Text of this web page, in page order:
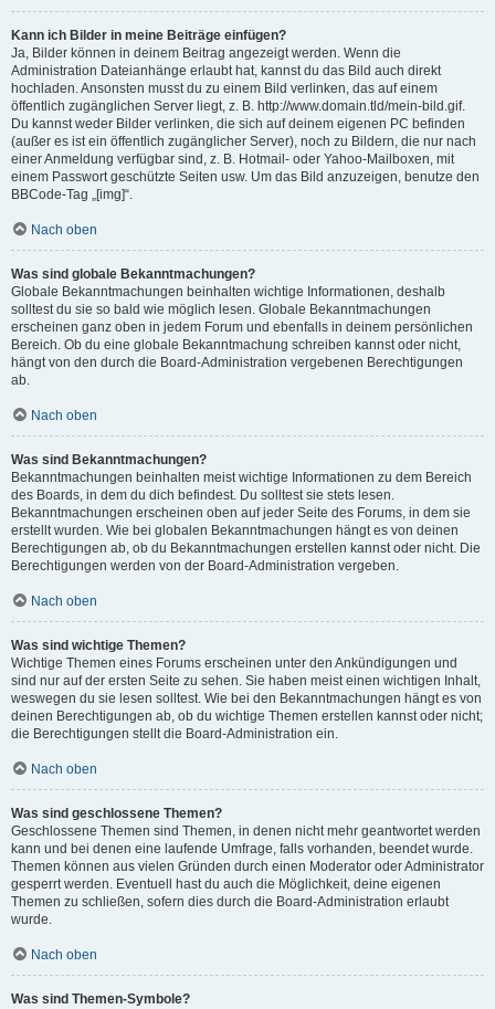
Kann ich Bilder in meine Beiträge einfügen?
Ja, Bilder können in deinem Beitrag angezeigt werden. Wenn die
Administration Dateianhänge erlaubt hat, kannst du das Bild auch direkt
hochladen. Ansonsten musst du zu einem Bild verlinken, das auf einem
öffentlich zugänglichen Server liegt, z. B. http://www.domain.tld/mein-bild.gif.
Du kannst weder Bilder verlinken, die sich auf deinem eigenen PC befinden
(außer es ist ein öffentlich zugänglicher Server), noch zu Bildern, die nur nach
einer Anmeldung verfügbar sind, z. B. Hotmail- oder Yahoo-Mailboxen, mit
einem Passwort geschützte Seiten usw. Um das Bild anzuzeigen, benutze den
BBCode-Tag „[img]“.
Nach oben
Was sind globale Bekanntmachungen?
Globale Bekanntmachungen beinhalten wichtige Informationen, deshalb
solltest du sie so bald wie möglich lesen. Globale Bekanntmachungen
erscheinen ganz oben in jedem Forum und ebenfalls in deinem persönlichen
Bereich. Ob du eine globale Bekanntmachung schreiben kannst oder nicht,
hängt von den durch die Board-Administration vergebenen Berechtigungen
ab.
Nach oben
Was sind Bekanntmachungen?
Bekanntmachungen beinhalten meist wichtige Informationen zu dem Bereich
des Boards, in dem du dich befindest. Du solltest sie stets lesen.
Bekanntmachungen erscheinen oben auf jeder Seite des Forums, in dem sie
erstellt wurden. Wie bei globalen Bekanntmachungen hängt es von deinen
Berechtigungen ab, ob du Bekanntmachungen erstellen kannst oder nicht. Die
Berechtigungen werden von der Board-Administration vergeben.
Nach oben
Was sind wichtige Themen?
Wichtige Themen eines Forums erscheinen unter den Ankündigungen und
sind nur auf der ersten Seite zu sehen. Sie haben meist einen wichtigen Inhalt,
weswegen du sie lesen solltest. Wie bei den Bekanntmachungen hängt es von
deinen Berechtigungen ab, ob du wichtige Themen erstellen kannst oder nicht;
die Berechtigungen stellt die Board-Administration ein.
Nach oben
Was sind geschlossene Themen?
Geschlossene Themen sind Themen, in denen nicht mehr geantwortet werden
kann und bei denen eine laufende Umfrage, falls vorhanden, beendet wurde.
Themen können aus vielen Gründen durch einen Moderator oder Administrator
gesperrt werden. Eventuell hast du auch die Möglichkeit, deine eigenen
Themen zu schließen, sofern dies durch die Board-Administration erlaubt
wurde.
Nach oben
Was sind Themen-Symbole?